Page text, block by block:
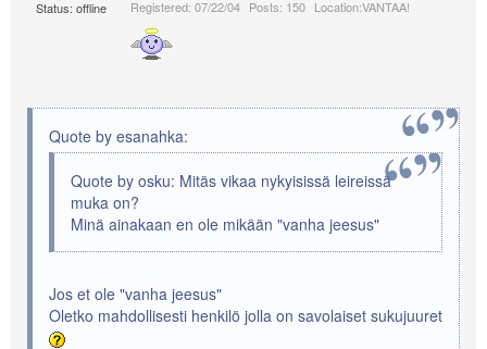
Status: offline
Registered: 07/22/04 Posts: 150 Location:VANTAA!
Quote by esanahka:
Quote by osku: Mitäs vikaa nykyisissä leireissä
muka on?
Minä ainakaan en ole mikään "vanha jeesus"
Jos et ole "vanha jeesus"
Oletko mahdollisesti henkilö jolla on savolaiset sukujuuret